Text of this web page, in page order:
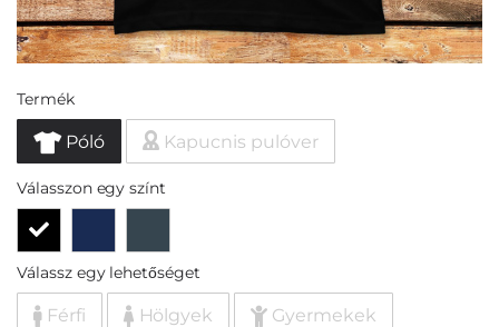
Termék
Póló Kapucnis pulóver
Válasszon egy színt
Válassz egy lehetőséget
Férfi Hölgyek Gyermekek